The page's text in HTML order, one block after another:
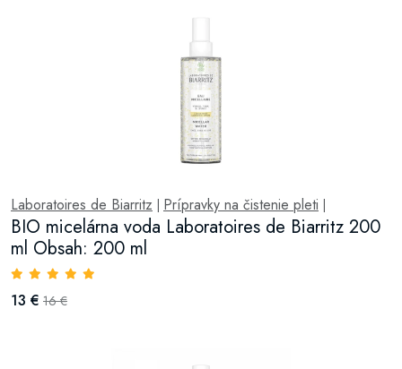
Laboratoires de Biarritz Prípravky na čistenie pleti
BIO micelárna voda Laboratoires de Biarritz 200
ml Obsah: 200 ml
13 € 16 €